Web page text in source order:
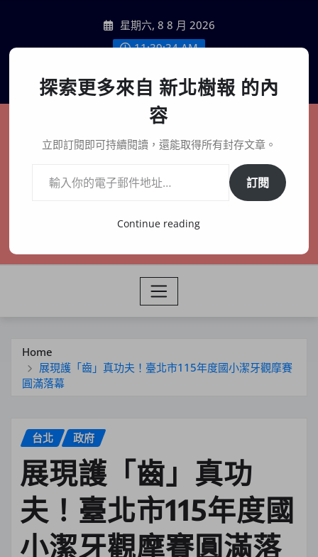
content
星期六, 8 8 月 2026
11:39:35 AM
聯絡我們
新北樹報
在地、記憶、連結、創生
Home
展現護「齒」真功夫！臺北市115年度國小潔牙觀摩賽
圓滿落幕
台北 政府
展現護「齒」真功
夫！臺北市115年度國
小潔牙觀摩賽圓滿落
探索更多來自 新北樹報 的內
容
立即訂閱即可持續閱讀，還能取得所有封存文章。
訂閱
Continue reading